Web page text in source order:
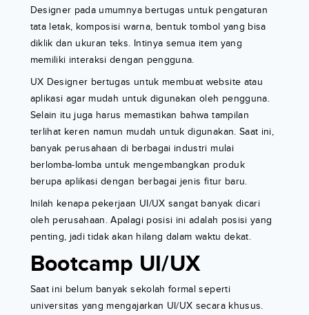
Designer pada umumnya bertugas untuk pengaturan
tata letak, komposisi warna, bentuk tombol yang bisa
diklik dan ukuran teks. Intinya semua item yang
memiliki interaksi dengan pengguna.
UX Designer bertugas untuk membuat website atau
aplikasi agar mudah untuk digunakan oleh pengguna.
Selain itu juga harus memastikan bahwa tampilan
terlihat keren namun mudah untuk digunakan. Saat ini,
banyak perusahaan di berbagai industri mulai
berlomba-lomba untuk mengembangkan produk
berupa aplikasi dengan berbagai jenis fitur baru.
Inilah kenapa pekerjaan UI/UX sangat banyak dicari
oleh perusahaan. Apalagi posisi ini adalah posisi yang
penting, jadi tidak akan hilang dalam waktu dekat.
Bootcamp UI/UX
Saat ini belum banyak sekolah formal seperti
universitas yang mengajarkan UI/UX secara khusus.